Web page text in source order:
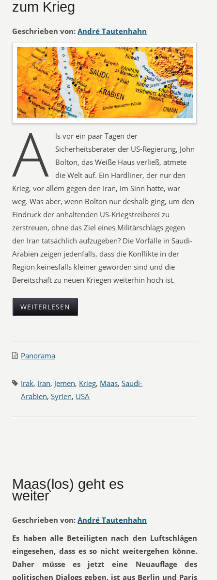
zum Krieg
Geschrieben von: André Tautenhahn
A
ls vor ein paar Tagen der
Sicherheitsberater der US-Regierung, John
Bolton, das Weiße Haus verließ, atmete
die Welt auf. Ein Hardliner, der nur den
Krieg, vor allem gegen den Iran, im Sinn hatte, war
weg. Was aber, wenn Bolton nur deshalb ging, um den
Eindruck der anhaltenden US-Kriegstreiberei zu
zerstreuen, ohne das Ziel eines Militärschlags gegen
den Iran tatsächlich aufzugeben? Die Vorfälle in Saudi-
Arabien zeigen jedenfalls, dass die Konflikte in der
Region keinesfalls kleiner geworden sind und die
Bereitschaft zu neuen Kriegen weiterhin hoch ist.
WEITERLESEN
Panorama
Irak, Iran, Jemen, Krieg, Maas,Saudi-
Arabien,Syrien, USA
Maas(los) geht es
weiter
Geschrieben von: André Tautenhahn
Es haben alle Beteiligten nach den Luftschlägen
eingesehen, dass es so nicht weitergehen könne.
Daher müsse es jetzt eine Neuauflage des
politischen Dialogs geben, ist aus Berlin und Paris